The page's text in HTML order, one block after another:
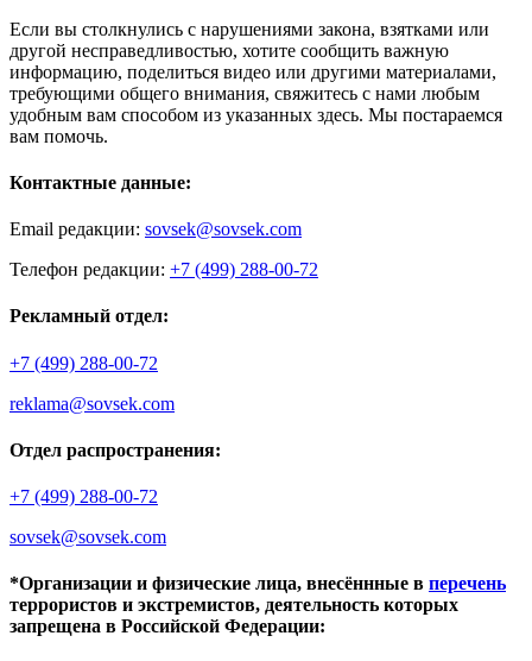
Если вы столкнулись с нарушениями закона, взятками или
другой несправедливостью, хотите сообщить важную
информацию, поделиться видео или другими материалами,
требующими общего внимания, свяжитесь с нами любым
удобным вам способом из указанных здесь. Мы постараемся
вам помочь.
Контактные данные:
Email редакции: sovsek@sovsek.com
Телефон редакции: +7 (499) 288-00-72
Рекламный отдел:
+7 (499) 288-00-72
reklama@sovsek.com
Отдел распространения:
+7 (499) 288-00-72
sovsek@sovsek.com
*Организации и физические лица, внесённные в перечень
террористов и экстремистов, деятельность которых
запрещена в Российской Федерации: